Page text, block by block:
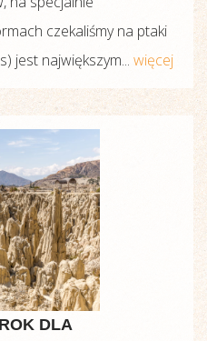
czekaliśmy na ptaki
jest największym... więcej
DLA